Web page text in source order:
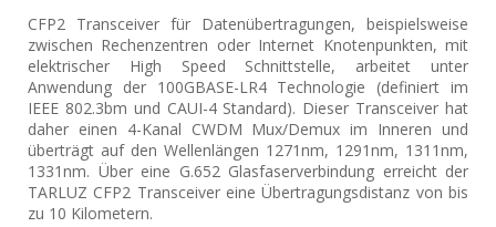
CFP2 Transceiver für Datenübertragungen, beispielsweise
zwischen Rechenzentren oder Internet Knotenpunkten, mit
elektrischer High Speed Schnittstelle, arbeitet unter
Anwendung der 100GBASE-LR4 Technologie (definiert im
IEEE 802.3bm und CAUI-4 Standard). Dieser Transceiver hat
daher einen 4-Kanal CWDM Mux/Demux im Inneren und
überträgt auf den Wellenlängen 1271nm, 1291nm, 1311nm,
1331nm. Über eine G.652 Glasfaserverbindung erreicht der
TARLUZ CFP2 Transceiver eine Übertragungsdistanz von bis
zu 10 Kilometern.